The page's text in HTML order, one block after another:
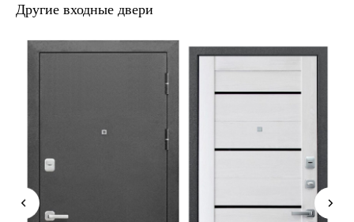
Другие входные двери